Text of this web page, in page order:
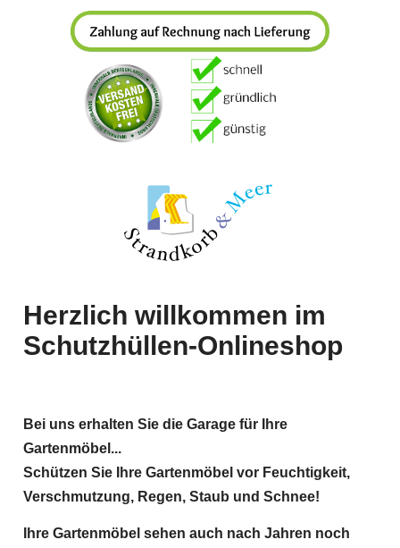
Herzlich willkommen im
Schutzhüllen-Onlineshop
Bei uns erhalten Sie die Garage für Ihre
Gartenmöbel...
Schützen Sie Ihre Gartenmöbel vor Feuchtigkeit,
Verschmutzung, Regen, Staub und Schnee!
Ihre Gartenmöbel sehen auch nach Jahren noch